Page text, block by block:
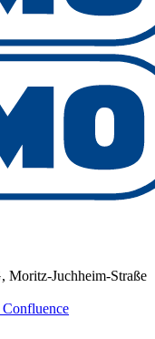
Juchheim-Straße